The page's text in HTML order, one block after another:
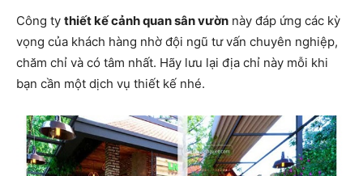
Công ty thiết kế cảnh quan sân vườn này đáp ứng các kỳ
vọng của khách hàng nhờ đội ngũ tư vấn chuyên nghiệp,
chăm chỉ và có tâm nhất. Hãy lưu lại địa chỉ này mỗi khi
bạn cần một dịch vụ thiết kế nhé.